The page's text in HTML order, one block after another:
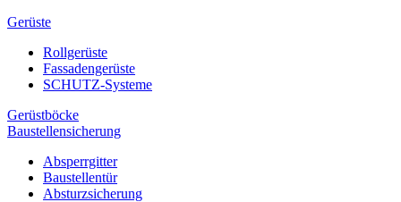
Gerüste
Rollgerüste
Fassadengerüste
SCHUTZ-Systeme
Gerüstböcke
Baustellensicherung
Absperrgitter
Baustellentür
Absturzsicherung